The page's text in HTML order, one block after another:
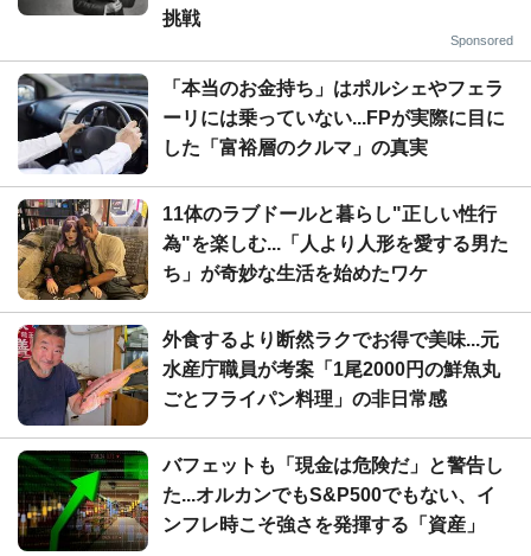
挑戦
Sponsored
「本当のお金持ち」はポルシェやフェラ
ーリには乗っていない...FPが実際に目に
した「富裕層のクルマ」の真実
11体のラブドールと暮らし"正しい性行
為"を楽しむ...「人より人形を愛する男た
ち」が奇妙な生活を始めたワケ
外食するより断然ラクでお得で美味...元
水産庁職員が考案「1尾2000円の鮮魚丸
ごとフライパン料理」の非日常感
バフェットも「現金は危険だ」と警告し
た...オルカンでもS&P500でもない、イ
ンフレ時こそ強さを発揮する「資産」